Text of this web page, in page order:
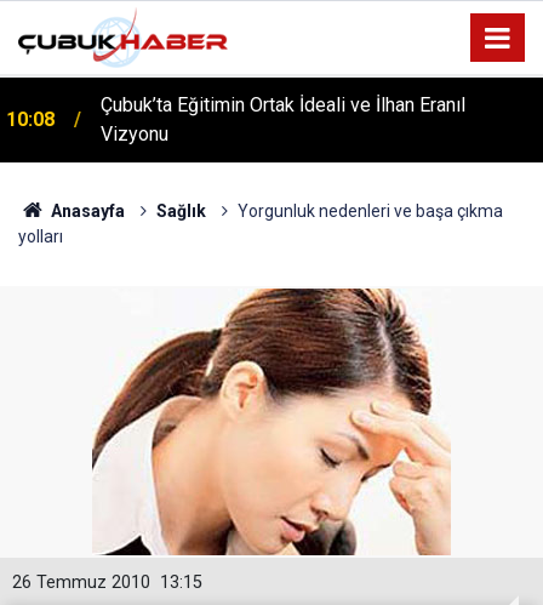
12:06
ÇUBUK’TA ‘YAZA MERHABA’ COŞKUSU: Kursiyerler
Gönüllerince Eğlendi!
Anasayfa Sağlık
Yorgunluk nedenleri ve başa çıkma
yolları
13:15
26 Temmuz 2010